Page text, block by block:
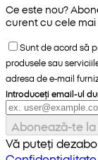
Ce este nou?
curent cu cele mai
Sunt de acord să
produsele sau
adresa de e-mail
Introduceți email-ul
Abonează-te
Vă puteți